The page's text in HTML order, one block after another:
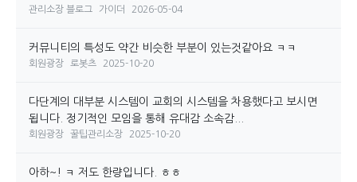
관리소장 블로그 가이더 2026-05-04
커뮤니티의 특성도 약간 비슷한 부분이 있는것같아요 ㅋㅋ
회원광장 로봇츠 2025-10-20
다단계의 대부분 시스템이 교회의 시스템을 차용했다고 보시면
됩니다. 정기적인 모임을 통해 유대감 소속감...
회원광장 꿀팁관리소장 2025-10-20
아하~! ㅋ 저도 한량입니다. ㅎㅎ